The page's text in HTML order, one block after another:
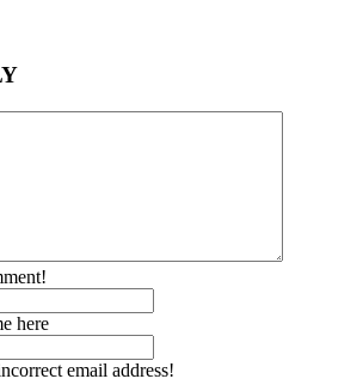
here
email address!